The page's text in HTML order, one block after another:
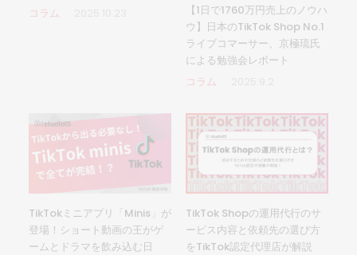
コラム
【1日で1760万円売上のノウハ
ウ】日本のTikTok Shop No.1
ライブコマーサー、京極琉氏
による勉強会レポート
コラム
TikTokミニアプリ「Minis」が
登場！ショート動画の王がゲ
ームとドラマを飲み込む日
TikTok Shopの運用代行のサ
ービス内容と依頼先の選び方
をTikTok認定代理店が解説